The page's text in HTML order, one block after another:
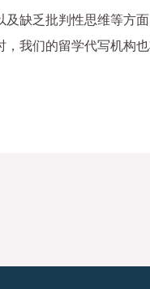
缺乏批判性思维等方
我们的留学代写机构